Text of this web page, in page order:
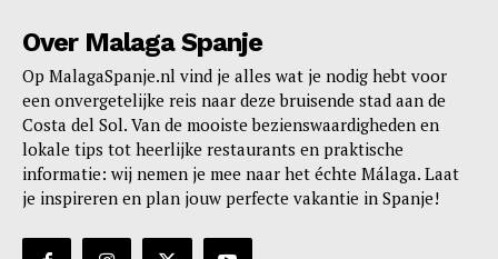
Over Malaga Spanje
Op MalagaSpanje.nl vind je alles wat je nodig hebt voor
een onvergetelijke reis naar deze bruisende stad aan de
Costa del Sol. Van de mooiste bezienswaardigheden en
lokale tips tot heerlijke restaurants en praktische
informatie: wij nemen je mee naar het échte Málaga. Laat
je inspireren en plan jouw perfecte vakantie in Spanje!